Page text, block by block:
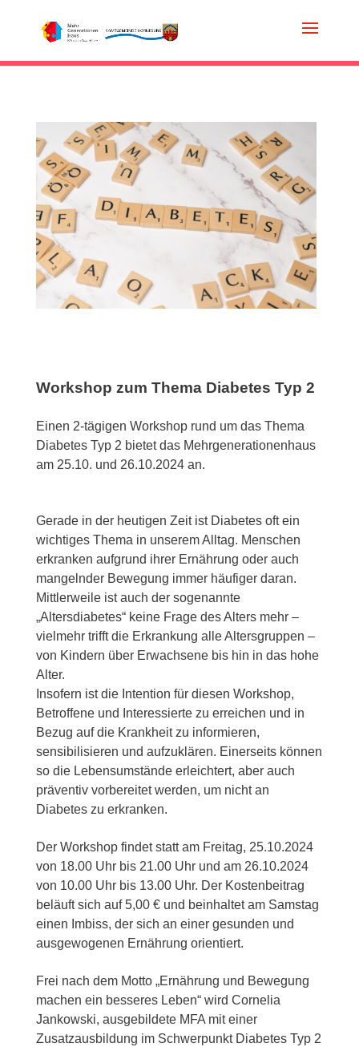
Workshop zum Thema Diabetes Typ 2
Einen 2-tägigen Workshop rund um das Thema
Diabetes Typ 2 bietet das Mehrgenerationenhaus
am 25.10. und 26.10.2024 an.
Gerade in der heutigen Zeit ist Diabetes oft ein
wichtiges Thema in unserem Alltag. Menschen
erkranken aufgrund ihrer Ernährung oder auch
mangelnder Bewegung immer häufiger daran.
Mittlerweile ist auch der sogenannte
„Altersdiabetes“ keine Frage des Alters mehr –
vielmehr trifft die Erkrankung alle Altersgruppen –
von Kindern über Erwachsene bis hin in das hohe
Alter.
Insofern ist die Intention für diesen Workshop,
Betroffene und Interessierte zu erreichen und in
Bezug auf die Krankheit zu informieren,
sensibilisieren und aufzuklären. Einerseits können
so die Lebensumstände erleichtert, aber auch
präventiv vorbereitet werden, um nicht an
Diabetes zu erkranken.
Der Workshop findet statt am Freitag, 25.10.2024
von 18.00 Uhr bis 21.00 Uhr und am 26.10.2024
von 10.00 Uhr bis 13.00 Uhr. Der Kostenbeitrag
beläuft sich auf 5,00 € und beinhaltet am Samstag
einen Imbiss, der sich an einer gesunden und
ausgewogenen Ernährung orientiert.
Frei nach dem Motto „Ernährung und Bewegung
machen ein besseres Leben“ wird Cornelia
Jankowski, ausgebildete MFA mit einer
Zusatzausbildung im Schwerpunkt Diabetes Typ 2